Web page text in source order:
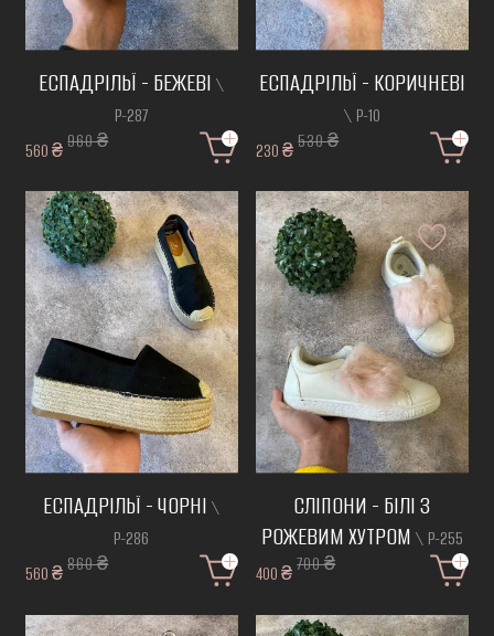
ЕСПАДРІЛЬЇ - БЕЖЕВІ \
Р-287
560 ₴ 960 ₴
ЕСПАДРІЛЬЇ - КОРИЧНЕВІ
\ Р-10
230 ₴ 530 ₴
ЕСПАДРІЛЬЇ - ЧОРНІ \
Р-286
560 ₴ 860 ₴
СЛІПОНИ - БІЛІ З
РОЖЕВИМ ХУТРОМ \ Р-255
400 ₴ 700 ₴